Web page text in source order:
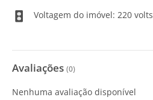
Voltagem do imóvel: 220 volts
Avaliações (0)
Nenhuma avaliação disponível